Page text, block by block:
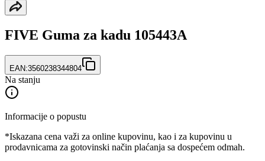
FIVE Guma za kadu 105443A
EAN:3560238344804
Na stanju
Informacije o popustu
*Iskazana cena važi za online kupovinu, kao i za kupovinu u
prodavnicama za gotovinski način plaćanja sa dospećem odmah.